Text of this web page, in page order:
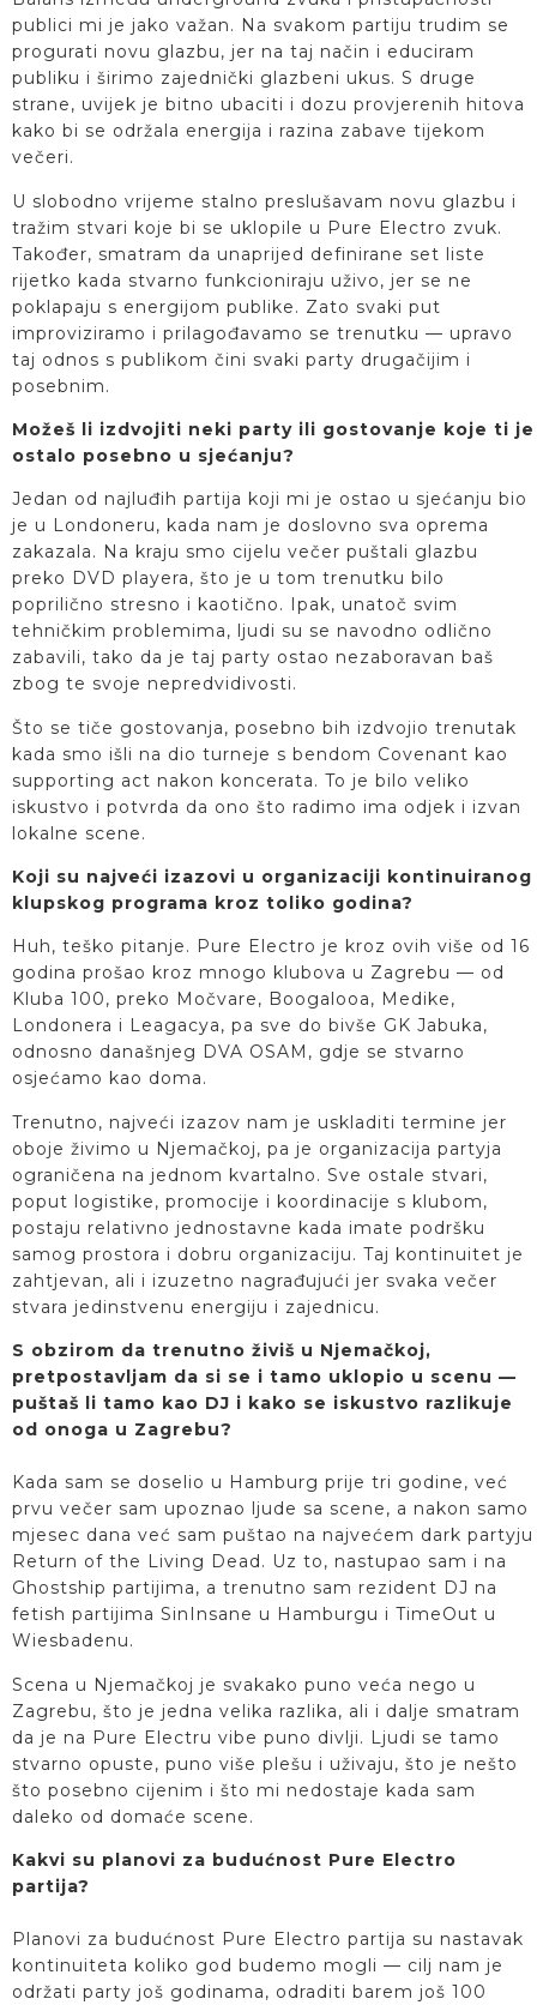
publici mi je jako važan. Na svakom partiju trudim se
progurati novu glazbu, jer na taj način i educiram
publiku i širimo zajednički glazbeni ukus. S druge
strane, uvijek je bitno ubaciti i dozu provjerenih hitova
kako bi se održala energija i razina zabave tijekom
večeri.
U slobodno vrijeme stalno preslušavam novu glazbu i
tražim stvari koje bi se uklopile u Pure Electro zvuk.
Također, smatram da unaprijed definirane set liste
rijetko kada stvarno funkcioniraju uživo, jer se ne
poklapaju s energijom publike. Zato svaki put
improviziramo i prilagođavamo se trenutku — upravo
taj odnos s publikom čini svaki party drugačijim i
posebnim.
Možeš li izdvojiti neki party ili gostovanje koje ti je
ostalo posebno u sjećanju?
Jedan od najluđih partija koji mi je ostao u sjećanju bio
je u Londoneru, kada nam je doslovno sva oprema
zakazala. Na kraju smo cijelu večer puštali glazbu
preko DVD playera, što je u tom trenutku bilo
poprilično stresno i kaotično. Ipak, unatoč svim
tehničkim problemima, ljudi su se navodno odlično
zabavili, tako da je taj party ostao nezaboravan baš
zbog te svoje nepredvidivosti.
Što se tiče gostovanja, posebno bih izdvojio trenutak
kada smo išli na dio turneje s bendom Covenant kao
supporting act nakon koncerata. To je bilo veliko
iskustvo i potvrda da ono što radimo ima odjek i izvan
lokalne scene.
Koji su najveći izazovi u organizaciji kontinuiranog
klupskog programa kroz toliko godina?
Huh, teško pitanje. Pure Electro je kroz ovih više od 16
godina prošao kroz mnogo klubova u Zagrebu — od
Kluba 100, preko Močvare, Boogalooa, Medike,
Londonera i Leagacya, pa sve do bivše GK Jabuka,
odnosno današnjeg DVA OSAM, gdje se stvarno
osjećamo kao doma.
Trenutno, najveći izazov nam je uskladiti termine jer
oboje živimo u Njemačkoj, pa je organizacija partyja
ograničena na jednom kvartalno. Sve ostale stvari,
poput logistike, promocije i koordinacije s klubom,
postaju relativno jednostavne kada imate podršku
samog prostora i dobru organizaciju. Taj kontinuitet je
zahtjevan, ali i izuzetno nagrađujući jer svaka večer
stvara jedinstvenu energiju i zajednicu.
S obzirom da trenutno živiš u Njemačkoj,
pretpostavljam da si se i tamo uklopio u scenu —
puštaš li tamo kao DJ i kako se iskustvo razlikuje
od onoga u Zagrebu?
Kada sam se doselio u Hamburg prije tri godine, već
prvu večer sam upoznao ljude sa scene, a nakon samo
mjesec dana već sam puštao na najvećem dark partyju
Return of the Living Dead. Uz to, nastupao sam i na
Ghostship partijima, a trenutno sam rezident DJ na
fetish partijima SinInsane u Hamburgu i TimeOut u
Wiesbadenu.
Scena u Njemačkoj je svakako puno veća nego u
Zagrebu, što je jedna velika razlika, ali i dalje smatram
da je na Pure Electru vibe puno divlji. Ljudi se tamo
stvarno opuste, puno više plešu i uživaju, što je nešto
što posebno cijenim i što mi nedostaje kada sam
daleko od domaće scene.
Kakvi su planovi za budućnost Pure Electro
partija?
Planovi za budućnost Pure Electro partija su nastavak
kontinuiteta koliko god budemo mogli — cilj nam je
održati party još godinama, odraditi barem još 100